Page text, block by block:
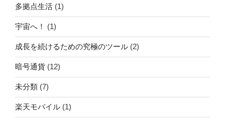
多拠点生活 (1)
宇宙へ！ (1)
成長を続けるための究極のツール (2)
暗号通貨 (12)
未分類 (7)
楽天モバイル (1)